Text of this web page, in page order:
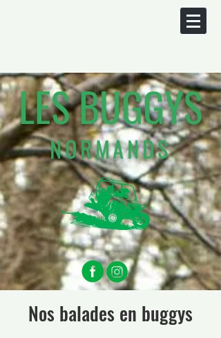
LES BUGGYS
NORMANDS
Nos balades en buggys